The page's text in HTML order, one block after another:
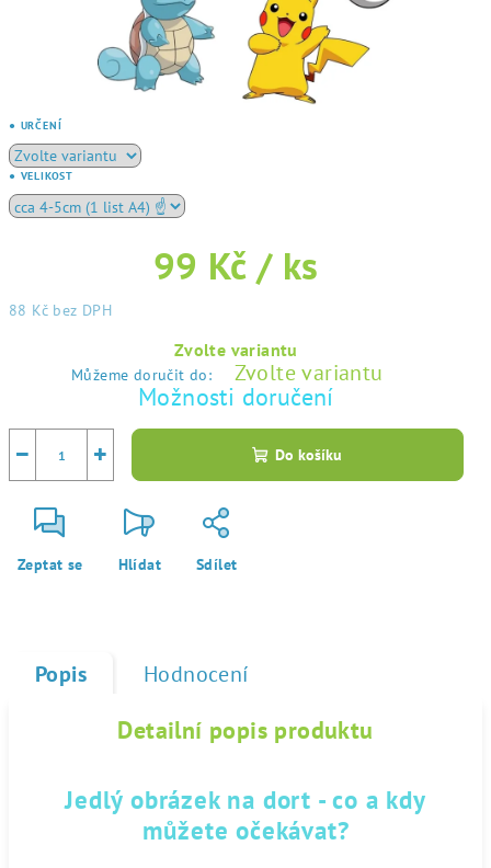
● URČENÍ
● VELIKOST
99 Kč / ks
88 Kč bez DPH
Zvolte variantu
Můžeme doručit do: Zvolte variantu
Možnosti doručení
+
− Do košíku
Zeptat se Hlídat Sdílet
Popis Hodnocení
Detailní popis produktu
Jedlý obrázek na dort - co a kdy
můžete očekávat?